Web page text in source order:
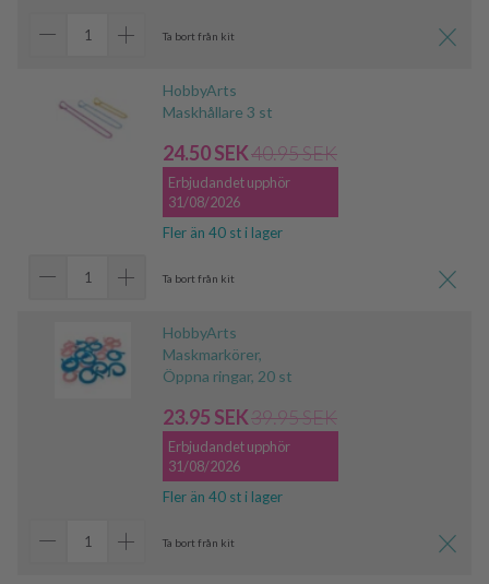
Ta bort från kit
HobbyArts
Maskhållare 3 st
24.50 SEK40.95 SEK
Erbjudandet upphör
31/08/2026
Fler än 40 st i lager
Ta bort från kit
HobbyArts
Maskmarkörer,
Öppna ringar, 20 st
23.95 SEK39.95 SEK
Erbjudandet upphör
31/08/2026
Fler än 40 st i lager
Ta bort från kit